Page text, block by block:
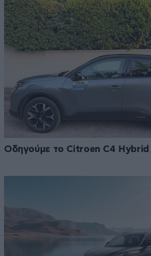
Οδηγούμε το Citroen C4 Hybrid